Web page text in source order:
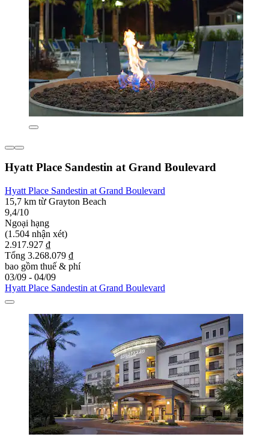
Hyatt Place Sandestin at Grand Boulevard
Hyatt Place Sandestin at Grand Boulevard
15,7 km từ Grayton Beach
9,4/10
Ngoại hạng
(1.504 nhận xét)
2.917.927 ₫
Tổng 3.268.079 ₫
bao gồm thuế & phí
03/09 - 04/09
Hyatt Place Sandestin at Grand Boulevard